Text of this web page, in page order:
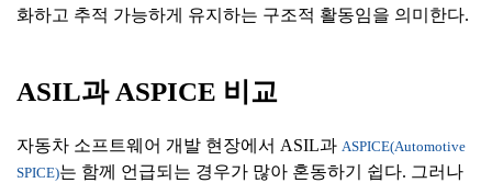
화하고 추적 가능하게 유지하는 구조적 활동임을 의미한다.
ASIL과ASPICE 비교
자동차 소프트웨어 개발 현장에서 ASIL과 ASPICE(Automotive
SPICE)는 함께 언급되는 경우가 많아 혼동하기 쉽다. 그러나